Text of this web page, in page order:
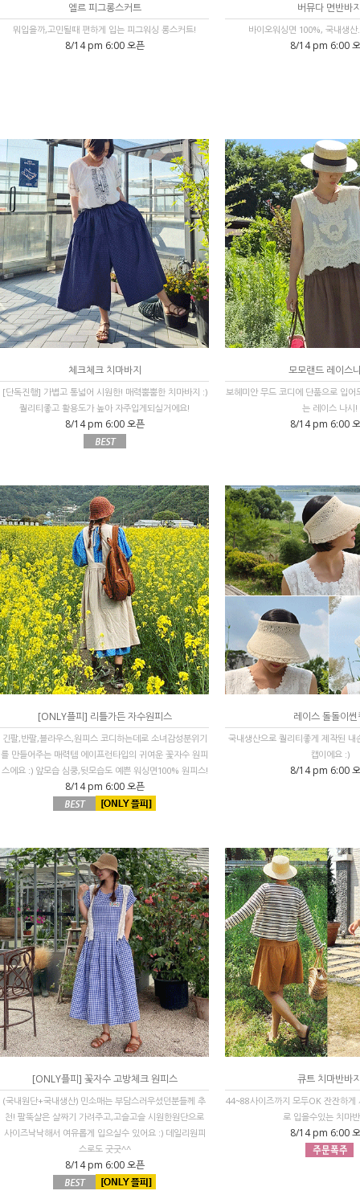
엘르 피그롱스커트
뭐입을까,고민될때 편하게 입는 피그워싱 롱스커트!
8/14 pm 6:00 오픈
버뮤다 면반바
바이오워싱면 100%, 국내생
8/14 pm 6:00
체크체크 치마바지
[단독진행] 가볍고 통넓어 시원한! 매력뿜뿜한 치마바지 :)
퀄리티좋고 활용도가 높아 자주입게되실거에요!
8/14 pm 6:00 오픈
모모랜드 레이스
보헤미안 무드 코디에 단품으로 입어
는 레이스 나시!
8/14 pm 6:00
[ONLY플피] 리틀가든 자수원피스
긴팔,반팔,블라우스,원피스 코디하는데로 소녀감성분위기
를 만들어주는 매력템 에이프런타입의 귀여운 꽃자수 원피
스에요 :) 앞모습 심쿵,뒷모습도 예쁜 워싱면100% 원피스!
8/14 pm 6:00 오픈
레이스 돌돌이썬
국내생산으로 퀄리티좋게 제작된 내
캡이에요 :)
8/14 pm 6:00
[ONLY플피] 꽃자수 고방체크 원피스
(국내원단+국내생산) 민소매는 부담스러우셨던분들께 추
천! 팔뚝살은 살짜기 가려주고,고슬고슬 시원한원단으로
사이즈낙낙해서 여유롭게 입으실수 있어요 :) 데일리원피
스로도 굿굿^^
8/14 pm 6:00 오픈
큐트 치마반바
44~88사이즈까지 모두OK 잔잔하게
로 입을수있는 치마
8/14 pm 6:00